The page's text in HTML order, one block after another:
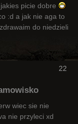
picie dobre
:d a jak nie aga to
do niedzieli
22
wiec sie nie
nie przyleci xd